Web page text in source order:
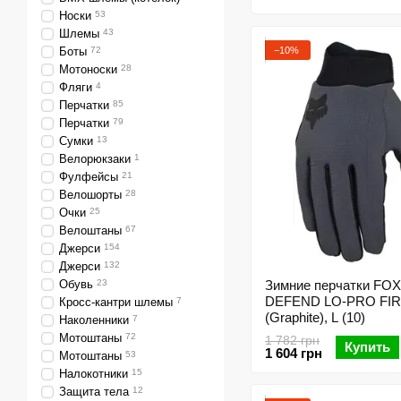
−10%
Зимние перчатки FOX
DEFEND LO-PRO
(Graphite), L (10)
1 782 грн
1 604 грн Купить
Носки 53
Шлемы 43
Боты 72
Мотоноски 28
Фляги 4
Перчатки 85
Перчатки 79
Сумки 13
Велорюкзаки 1
Фулфейсы 21
Велошорты 28
Очки 25
Велоштаны 67
Джерси 154
Джерси 132
Обувь 23
Кросс-кантри шлемы 7
Наколенники 7
Мотоштаны 72
Мотоштаны 53
Налокотники 15
Защита тела 12